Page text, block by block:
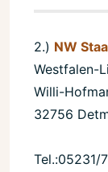
2.) NW
Westfalen-
Willi-
32756
Tel.:05231/